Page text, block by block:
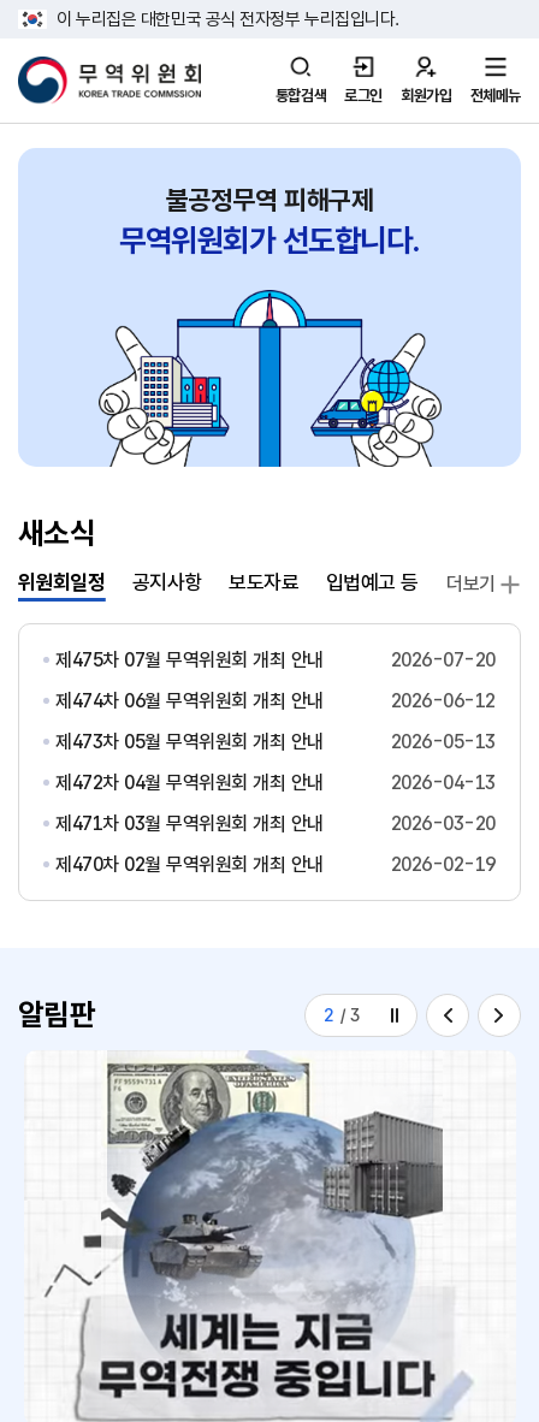
이 누리집은 대한민국 공식 전자정부 누리집입니다.
통합검색 로그인 회원가입 전체메뉴
불공정무역 피해구제
무역위원회가선도합니다.
새소식
위원회일정
제475차 07월 무역위원회 개최 안내
2026-07-20
제474차 06월 무역위원회 개최 안내
2026-06-12
제473차 05월 무역위원회 개최 안내
2026-05-13
제472차 04월 무역위원회 개최 안내
2026-04-13
제471차 03월 무역위원회 개최 안내
2026-03-20
제470차 02월 무역위원회 개최 안내
2026-02-19
더보기
공지사항 보도자료 입법예고 등 발간자료
알림판 2 / 3